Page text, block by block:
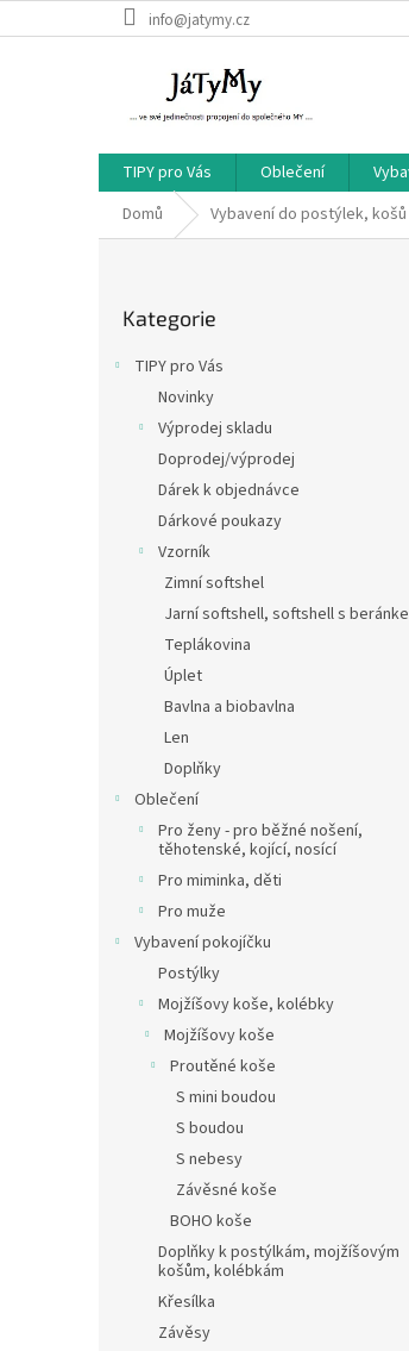
na
info@jatymy.cz
TIPY pro Vás Oblečení
Domů
Vybavení do postýlek,
kategorie
Kategorie
TIPY pro Vás
Novinky
Výprodej skladu
Doprodej/výprodej
Dárek k objednávce
Dárkové poukazy
Vzorník
Zimní softshel
Jarní softshell, softshell s
Teplákovina
Úplet
Bavlna a biobavlna
Len
Doplňky
Oblečení
Pro ženy - pro běžné nošení,
těhotenské, kojící, nosící
Pro miminka, děti
Pro muže
Vybavení pokojíčku
Postýlky
Mojžíšovy koše, kolébky
Mojžíšovy koše
Proutěné koše
S mini boudou
S boudou
S nebesy
Závěsné koše
BOHO koše
Doplňky k postýlkám, mojžíšovým
košům, kolébkám
Křesílka
Závěsy